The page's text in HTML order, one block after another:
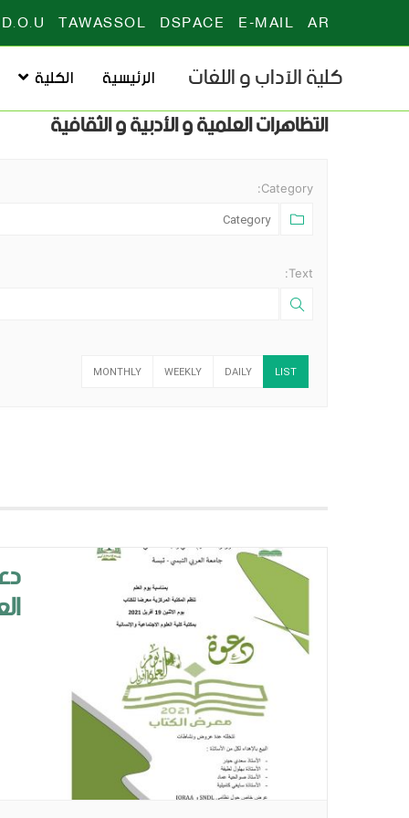
AR
E-MAIL
DSPACE
TAWASSOL
D.O.U
كلية الآداب و اللغات الرئيسية الكلية
التظاهرات العلمية و الأدبية و الثقافية
Category:
Text:
MONTHLY WEEKLY DAILY LIST